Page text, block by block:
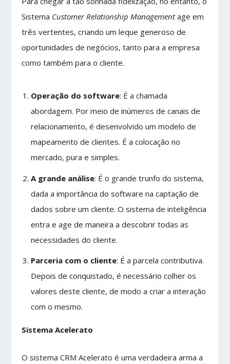
Sistema Customer Relationship Managementage em
três vertentes, criando um leque generoso de
oportunidades de negócios, tanto para a empresa
como também para o cliente.
Operação do software: É a chamada
abordagem. Por meio de inúmeros de canais de
relacionamento, é desenvolvido um modelo de
mapeamento de clientes. É a colocação no
mercado, pura e simples.
A grande análise: É o grande trunfo do sistema,
dada a importância do software na captação de
dados sobre um cliente. O sistema de inteligência
entra e age de maneira a descobrir todas as
necessidades do cliente.
Parceria com o cliente: É a parcela contributiva.
Depois de conquistado, é necessário colher os
valores deste cliente, de modo a criar a interação
com o mesmo.
Sistema Acelerato
O sistema CRM Acelerato é uma verdadeira arma a